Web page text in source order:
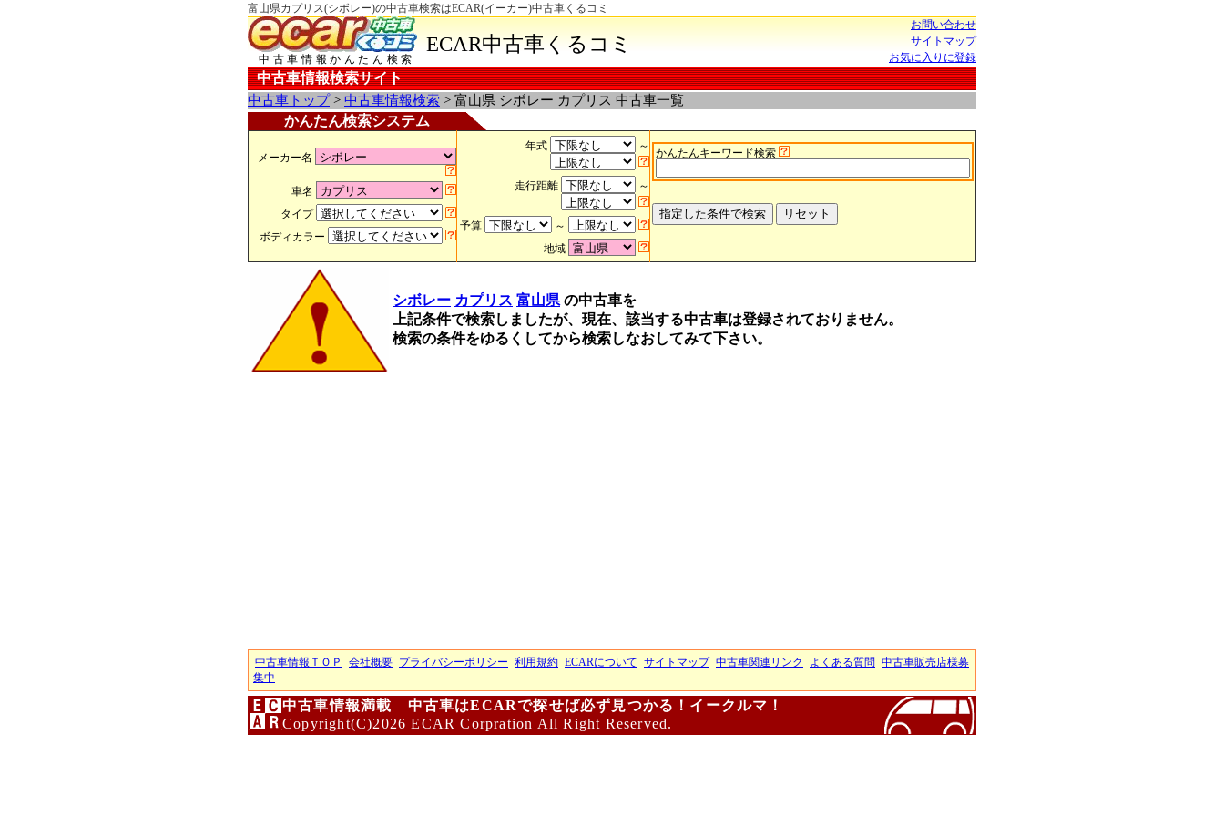
富山県カプリス(シボレー)の中古車検索はECAR(イーカー)中古車くるコミ
中古車情報かんたん検索
ECAR中古車くるコミ
お問い合わせ
サイトマップ
お気に入りに登録
中古車情報検索サイト
中古車トップ> 中古車情報検索 > 富山県 シボレー カプリス 中古車一覧
かんたん検索システム
メーカー名
車名
タイプ
ボディカラー
年式 ～
走行距離 ～
予算
～
地域
かんたんキーワード検索
シボレー カプリス 富山県 の中古車を
上記条件で検索しましたが、現在、該当する中古車は登録されておりません。
検索の条件をゆるくしてから検索しなおしてみて下さい。
中古車情報ＴＯＰ 会社概要 プライバシーポリシー 利用規約 ECARについて サイトマップ 中古車関連リンク よくある質問 中古車販売店様募
集中
中古車情報満載 中古車はECARで探せば必ず見つかる！イークルマ！
Copyright(C)2026 ECAR Corpration All Right Reserved.